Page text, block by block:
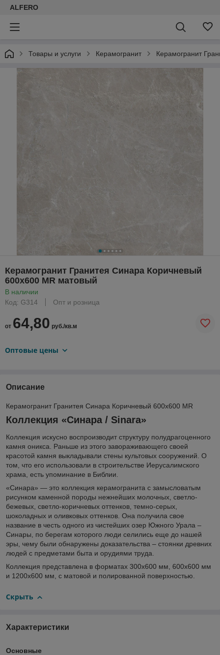
ALFERO
Товары и услуги Керамогранит Керамогранит
Керамогранит Гранитея Синара Коричневый
600х600 MR матовый
В наличии
Код: G314
Опт и розница
от 64,80 руб./кв.м
Оптовые цены
Описание
Керамогранит Гранитея Синара Коричневый 600х600 MR
Коллекция «Синара / Sinara»
Коллекция искусно воспроизводит структуру полудрагоценного
камня оникса. Раньше из этого завораживающего своей
красотой камня выкладывали стены культовых сооружений. О
том, что его использовали в строительстве Иерусалимского
храма, есть упоминание в Библии.
«Синара» — это коллекция керамогранита с замысловатым
рисунком каменной породы нежнейших молочных, светло-
бежевых, светло-коричневых оттенков, темно-серых,
шоколадных и оливковых оттенков. Она получила свое
название в честь одного из чистейших озер Южного Урала –
Синары, по берегам которого люди селились еще до нашей
эры, чему были обнаружены доказательства – стоянки древних
людей с предметами быта и орудиями труда.
Коллекция представлена в форматах 300х600 мм, 600х600 мм
и 1200х600 мм, с матовой и полированной поверхностью.
Скрыть
Характеристики
Основные